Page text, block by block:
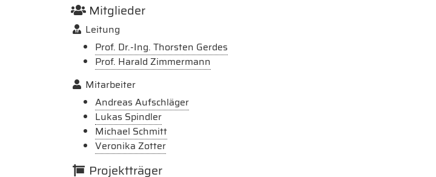
Mitglieder
Leitung
Prof. Dr.-Ing. Thorsten Gerdes
Prof. Harald Zimmermann
Mitarbeiter
Andreas Aufschläger
Lukas Spindler
Michael Schmitt
Veronika Zotter
Projektträger